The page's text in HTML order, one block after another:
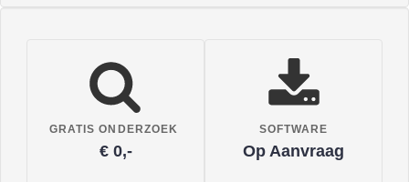
GRATIS ONDERZOEK
€ 0,-
SOFTWARE
Op Aanvraag